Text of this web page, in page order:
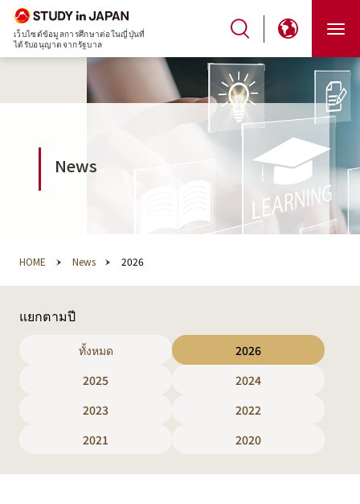
เว็บไซต์ข้อมูลการศึกษาต่อในญี่ปุ่นที่
ได้รับอนุญาตจากรัฐบาล
News
HOME News 2026
แยกตามปี
ทั้งหมด
2026
2025
2024
2023
2022
2021
2020